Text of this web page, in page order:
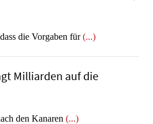
die Vorgaben für(...)
Milliarden auf die
den Kanaren (...)